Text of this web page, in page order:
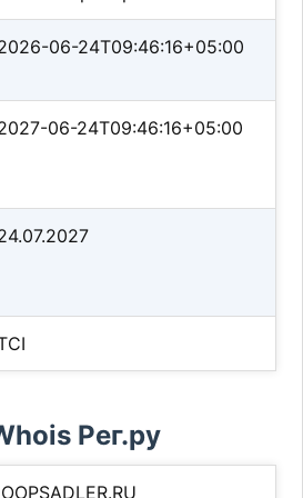
06-24T09:46:16+05:00
06-24T09:46:16+05:00
Рег.ру
OOPSADLER.RU